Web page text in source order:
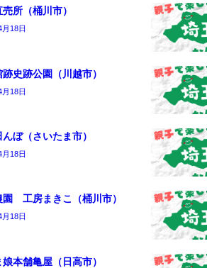
所（桶川市）
18日
史跡公園（川越市）
18日
んぼ（さいたま市）
18日
園 工房まきこ（桶川市）
18日
本舗亀屋（日高市）